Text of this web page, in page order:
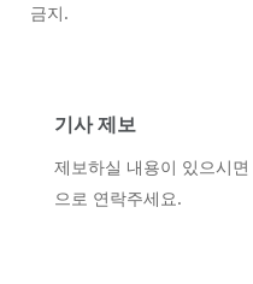
금지.
기사 제보
제보하실 내용이 있으시면
으로 연락주세요.